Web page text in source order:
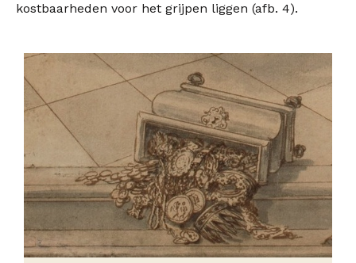
kostbaarheden voor het grijpen liggen (afb. 4).